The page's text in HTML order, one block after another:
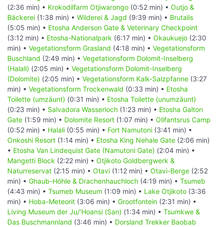
(2:36 min) • Krokodilfarm Otjiwarongo (0:52 min) • Outjo &
Bäckerei (1:38 min) • Wilderei & Jagd (9:39 min) • Brutalis
(5:05 min) • Etosha Anderson Gate & Veterinary Checkpoint
(3:12 min) • Etosha-Nationalpark (6:17 min) • Okaukuejo (2:30
min) • Vegetationsform Grasland (4:18 min) • Vegetationsform
Buschland (2:49 min) • Vegetationsform Dolomit-Inselberg
(Halali) (2:05 min) • Vegetationsform Dolomit-Inselberg
(Dolomite) (2:05 min) • Vegetationsform Kalk-Salzpfanne (3:27
min) • Vegetationsform Trockenwald (0:33 min) • Etosha
Toilette (umzäunt) (0:31 min) • Etosha Toilette (unumzäunt)
(0:23 min) • Salvadora Wasserloch (1:23 min) • Etosha Galton
Gate (1:59 min) • Dolomite Resort (1:07 min) • Olifantsrus Camp
(0:52 min) • Halali (0:55 min) • Fort Namutoni (3:41 min) •
Onkoshi Resort (1:14 min) • Etosha King Nehale Gate (2:06 min)
• Etosha Van Lindequist Gate (Namutoni Gate) (2:04 min) •
Mangetti Block (2:22 min) • Otjikoto Goldbergwerk &
Naturreservat (2:15 min) • Otavi (1:12 min) • Otavi-Berge (2:52
min) • Ghaub-Höhle & Drachenhauchloch (4:19 min) • Tsumeb
(4:43 min) • Tsumeb Museum (1:09 min) • Lake Otjikoto (3:36
min) • Hoba-Meteorit (3:06 min) • Grootfontein (2:31 min) •
Living Museum der Ju/‘Hoansi (San) (1:34 min) • Tsumkwe &
Das Buschmannland (3:46 min) • Dorsland Trekker Baobab